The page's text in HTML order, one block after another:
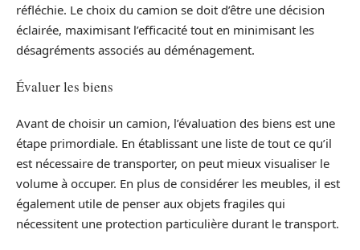
réfléchie. Le choix du camion se doit d’être une décision
éclairée, maximisant l’efficacité tout en minimisant les
désagréments associés au déménagement.
Évaluer les biens
Avant de choisir un camion, l’évaluation des biens est une
étape primordiale. En établissant une liste de tout ce qu’il
est nécessaire de transporter, on peut mieux visualiser le
volume à occuper. En plus de considérer les meubles, il est
également utile de penser aux objets fragiles qui
nécessitent une protection particulière durant le transport.